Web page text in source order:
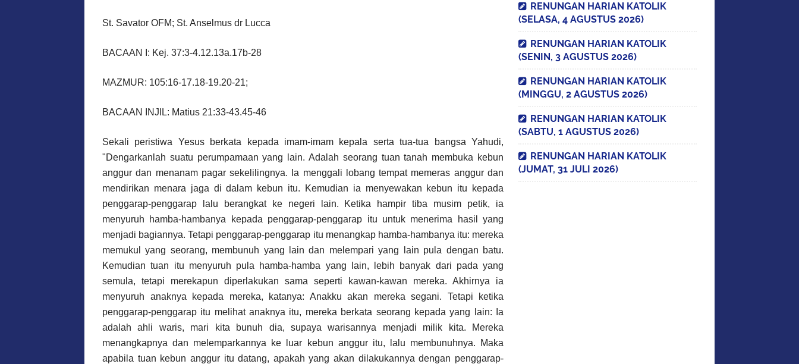
St. Savator OFM; St. Anselmus dr Lucca
BACAAN I: Kej. 37:3-4.12.13a.17b-28
MAZMUR: 105:16-17.18-19.20-21;
BACAAN INJIL: Matius 21:33-43.45-46
Sekali peristiwa Yesus berkata kepada imam-imam kepala serta tua-tua bangsa Yahudi,
"Dengarkanlah suatu perumpamaan yang lain. Adalah seorang tuan tanah membuka kebun
anggur dan menanam pagar sekelilingnya. Ia menggali lobang tempat memeras anggur dan
mendirikan menara jaga di dalam kebun itu. Kemudian ia menyewakan kebun itu kepada
penggarap-penggarap lalu berangkat ke negeri lain. Ketika hampir tiba musim petik, ia
menyuruh hamba-hambanya kepada penggarap-penggarap itu untuk menerima hasil yang
menjadi bagiannya. Tetapi penggarap-penggarap itu menangkap hamba-hambanya itu: mereka
memukul yang seorang, membunuh yang lain dan melempari yang lain pula dengan batu.
Kemudian tuan itu menyuruh pula hamba-hamba yang lain, lebih banyak dari pada yang
semula, tetapi merekapun diperlakukan sama seperti kawan-kawan mereka. Akhirnya ia
menyuruh anaknya kepada mereka, katanya: Anakku akan mereka segani. Tetapi ketika
penggarap-penggarap itu melihat anaknya itu, mereka berkata seorang kepada yang lain: Ia
adalah ahli waris, mari kita bunuh dia, supaya warisannya menjadi milik kita. Mereka
menangkapnya dan melemparkannya ke luar kebun anggur itu, lalu membunuhnya. Maka
apabila tuan kebun anggur itu datang, apakah yang akan dilakukannya dengan penggarap-
RENUNGAN HARIAN KATOLIK
(SELASA, 4 AGUSTUS 2026)
RENUNGAN HARIAN KATOLIK
(SENIN, 3 AGUSTUS 2026)
RENUNGAN HARIAN KATOLIK
(MINGGU, 2 AGUSTUS 2026)
RENUNGAN HARIAN KATOLIK
(SABTU, 1 AGUSTUS 2026)
RENUNGAN HARIAN KATOLIK
(JUMAT, 31 JULI 2026)